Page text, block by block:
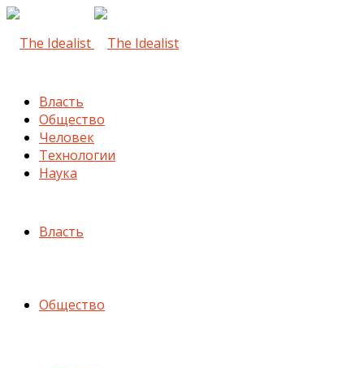
Власть
Общество
Человек
Технологии
Наука
Власть
Общество